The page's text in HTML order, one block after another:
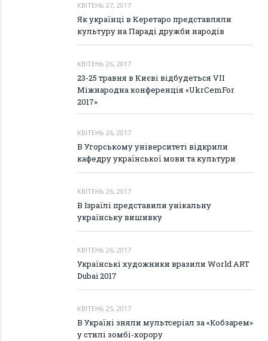
КВІТЕНЬ 27, 2017
Як українці в Керетаро представляли
культуру на Параді дружби народів
КВІТЕНЬ 26, 2017
23-25 травня в Києві відбудеться VIІ
Міжнародна конференція «UkrCemFor
2017»
КВІТЕНЬ 26, 2017
В Угорському університеті відкрили
кафедру української мови та культури
КВІТЕНЬ 26, 2017
В Ізраїлі представили унікальну
українську вишивку
КВІТЕНЬ 26, 2017
Українські художники вразили World ART
Dubai 2017
КВІТЕНЬ 25, 2017
В Україні зняли мультсеріал за «Кобзарем»
у стилі зомбі-хорору